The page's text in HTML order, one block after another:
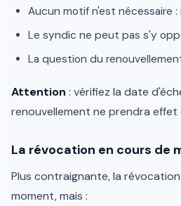
Aucun motif n'est nécessaire
Le syndic ne peut pas s'y
La question du
Attention : vérifiez la date
renouvellement ne prendra
La révocation en cours de
Plus contraignante, la
moment, mais :